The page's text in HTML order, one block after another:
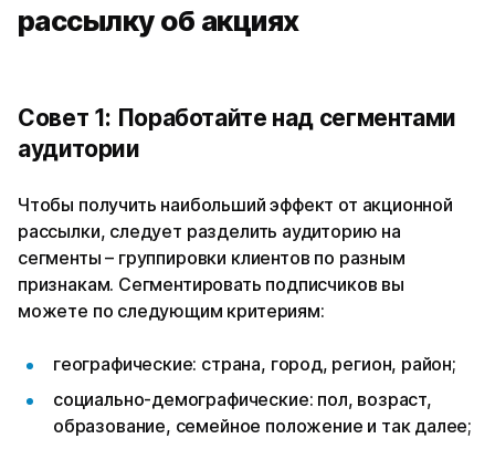
рассылку об акциях
Совет 1: Поработайте над сегментами
аудитории
Чтобы получить наибольший эффект от акционной
рассылки, следует разделить аудиторию на
сегменты – группировки клиентов по разным
признакам. Сегментировать подписчиков вы
можете по следующим критериям:
географические: страна, город, регион, район;
социально-демографические: пол, возраст,
образование, семейное положение и так далее;